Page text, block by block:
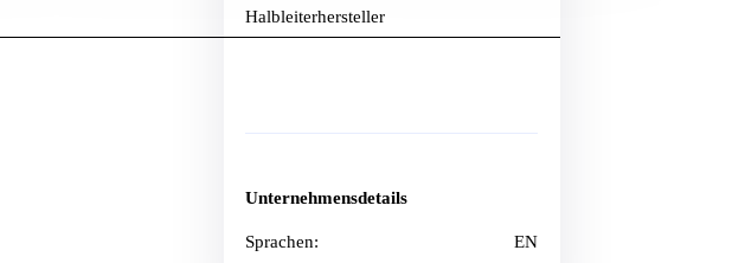
Halbleiterhersteller
Unternehmensdetails
Sprachen: EN